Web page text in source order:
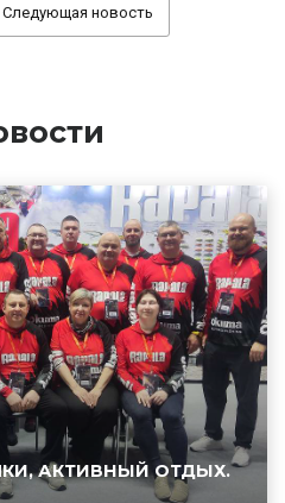
Следующая новость
АКТИВНЫЙ ОТДЫХ.